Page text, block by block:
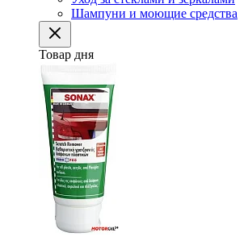
Шампуни и моющие средства
Товар дня